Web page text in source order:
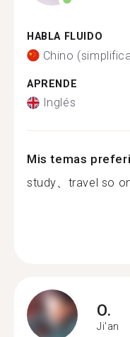
HABLA FLUIDO
Chino
APRENDE
Inglés
Mis temas
study、travel so
O.
Ji'an